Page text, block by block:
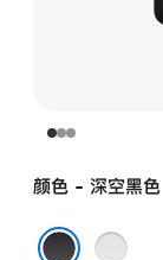
颜色 - 深空黑色
银